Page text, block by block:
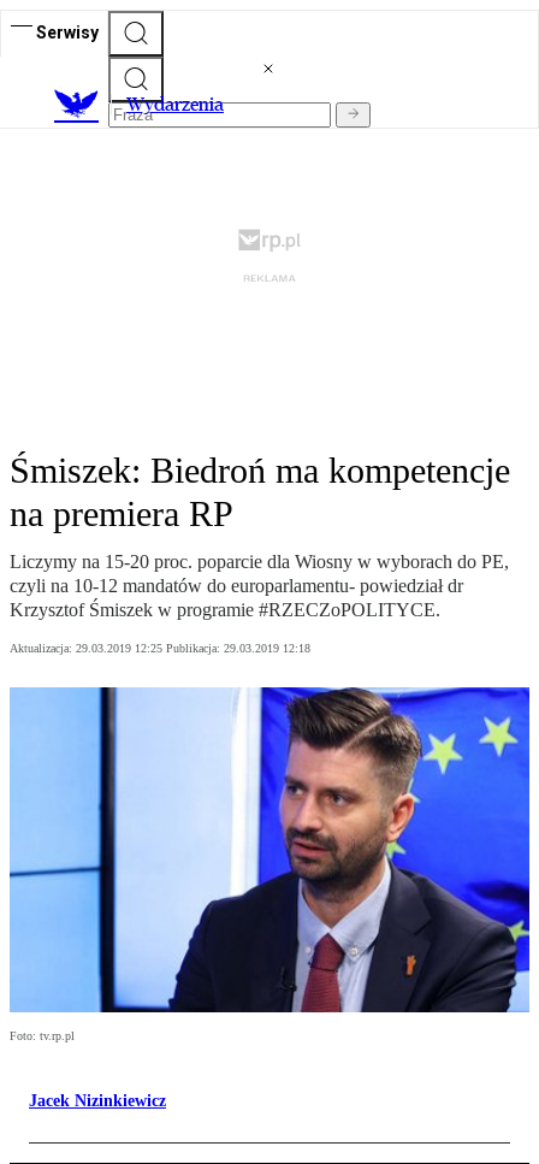
Serwisy
Wydarzenia
Śmiszek: Biedroń ma kompetencje
na premiera RP
Liczymy na 15-20 proc. poparcie dla Wiosny w wyborach do PE,
czyli na 10-12 mandatów do europarlamentu- powiedział dr
Krzysztof Śmiszek w programie #RZECZoPOLITYCE.
Aktualizacja: 29.03.2019 12:25 Publikacja: 29.03.2019 12:18
Foto: tv.rp.pl
Jacek Nizinkiewicz